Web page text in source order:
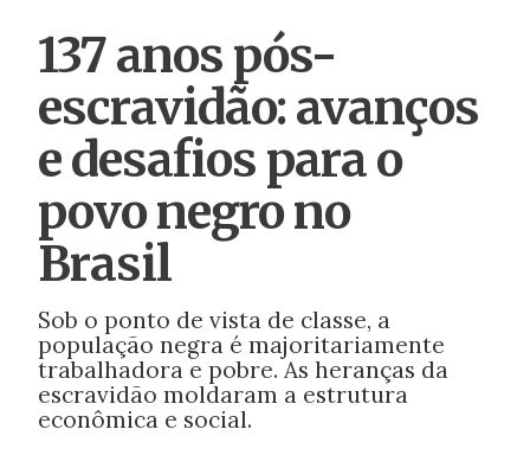
137 anos pós-
escravidão: avanços
e desafios para o
povo negro no
Brasil
Sob o ponto de vista de classe, a
população negra é majoritariamente
trabalhadora e pobre. As heranças da
escravidão moldaram a estrutura
econômica e social.